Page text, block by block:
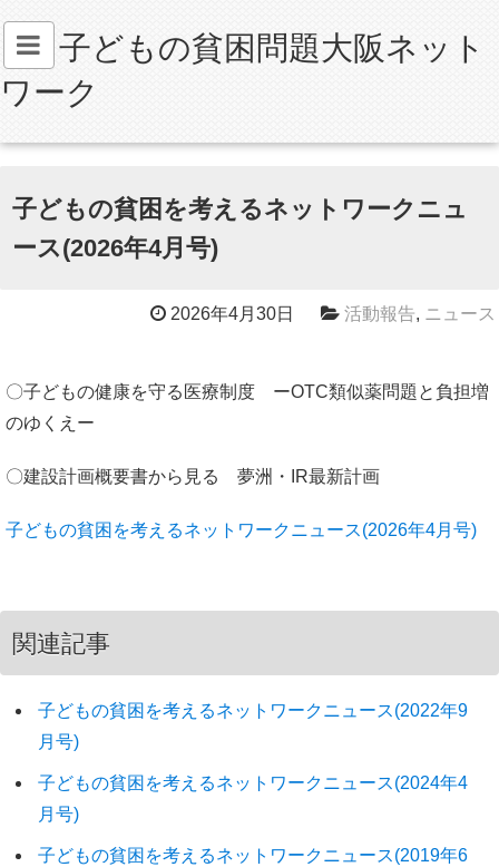
子どもの貧困問題大阪ネット
ワーク
子どもの貧困を考えるネットワークニュ
ース(2026年4月号)
2026年4月30日 活動報告, ニュース
〇子どもの健康を守る医療制度 ーOTC類似薬問題と負担増
のゆくえー
〇建設計画概要書から見る 夢洲・IR最新計画
子どもの貧困を考えるネットワークニュース(2026年4月号)
関連記事
子どもの貧困を考えるネットワークニュース(2022年9
月号)
子どもの貧困を考えるネットワークニュース(2024年4
月号)
子どもの貧困を考えるネットワークニュース(2019年6